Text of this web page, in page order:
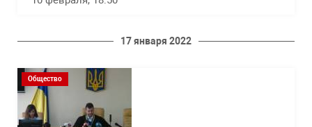
17 января 2022
Общество